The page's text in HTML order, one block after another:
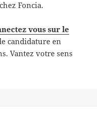
Foncia.
vous sur le
candidature en
Vantez votre sens